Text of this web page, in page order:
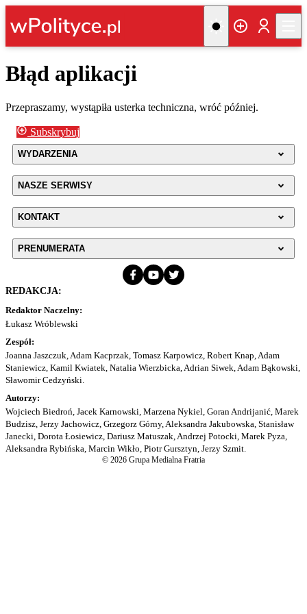
Błąd aplikacji
Przepraszamy, wystąpiła usterka techniczna, wróć później.
Subskrybuj
WYDARZENIA
NASZE SERWISY
KONTAKT
PRENUMERATA
REDAKCJA:
Redaktor Naczelny:
Łukasz Wróblewski
Zespół:
Joanna Jaszczuk, Adam Kacprzak, Tomasz Karpowicz, Robert Knap, Adam
Staniewicz, Kamil Kwiatek, Natalia Wierzbicka, Adrian Siwek, Adam Bąkowski,
Sławomir Cedzyński.
Autorzy:
Wojciech Biedroń, Jacek Karnowski, Marzena Nykiel, Goran Andrijanić, Marek
Budzisz, Jerzy Jachowicz, Grzegorz Górny, Aleksandra Jakubowska, Stanisław
Janecki, Dorota Łosiewicz, Dariusz Matuszak, Andrzej Potocki, Marek Pyza,
Aleksandra Rybińska, Marcin Wikło, Piotr Gursztyn, Jerzy Szmit.
© 2026 Grupa Medialna Fratria